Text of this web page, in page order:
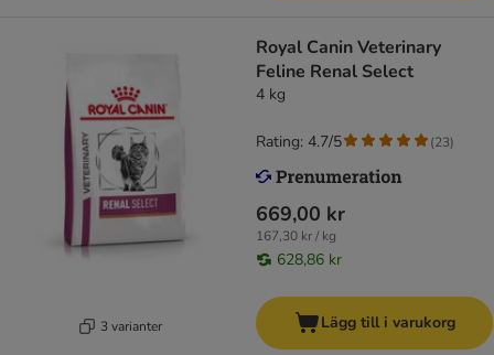
3 varianter
Royal Canin Veterinary
Feline Renal Select
4 kg
669,00 kr
167,30 kr / kg
628,86 kr
Rating: 4.7/5 (23)
Lägg till i varukorg